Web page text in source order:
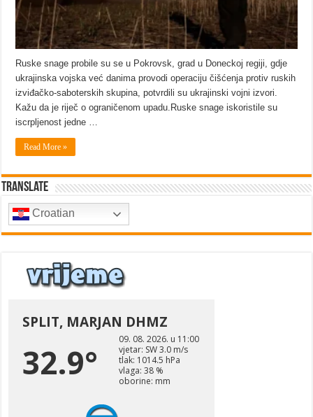
Ruske snage probile su se u Pokrovsk, grad u Doneckoj regiji, gdje
ukrajinska vojska već danima provodi operaciju čišćenja protiv ruskih
izviđačko-saboterskih skupina, potvrdili su ukrajinski vojni izvori.
Kažu da je riječ o ograničenom upadu.Ruske snage iskoristile su
iscrpljenost jedne …
Read More »
Translate
Croatian